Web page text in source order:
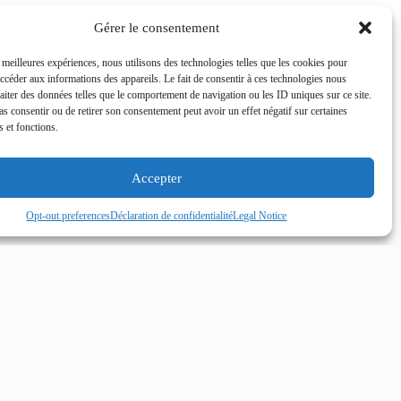
Gérer le consentement
expériences, nous utilisons des technologies telles que les cookies pour
aux informations des appareils. Le fait de consentir à ces technologies nous
des données telles que le comportement de navigation ou les ID uniques sur ce site.
consentir ou de retirer son consentement peut avoir un effet négatif sur certaines
et fonctions.
Accepter
Opt-out preferencesDéclaration de confidentialitéLegal Notice